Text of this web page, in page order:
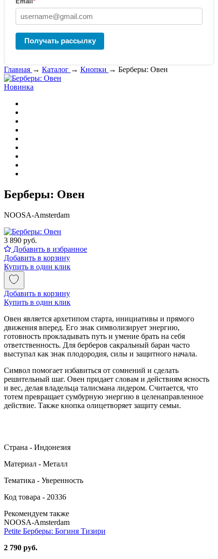
Получать рассылку
Главная → Каталог → Кнопки → Берберы: Овен
Новинка
Берберы: Овен
NOOSA-Amsterdam
3 890 руб.
Добавить в избранное
Добавить в корзину
Купить в один клик
Добавить в корзину
Купить в один клик
Овен является архетипом старта, инициативы и прямого
движения вперед. Его знак символизирует энергию,
готовность прокладывать путь и умение брать на себя
ответственность. Для берберов сакральный баран часто
выступал как знак плодородия, силы и защитного начала.
Символ помогает избавиться от сомнений и сделать
решительный шаг. Овен придает словам и действиям ясность
и вес, делая владельца талисмана лидером. Считается, что
тотем превращает сумбурную энергию в целенаправленное
действие. Также кнопка олицетворяет защиту семьи.
Страна - Индонезия
Материал - Металл
Тематика - Уверенность
Код товара - 20336
Рекомендуем также
NOOSA-Amsterdam
Petite Берберы: Богиня Тизири
2 790 руб.